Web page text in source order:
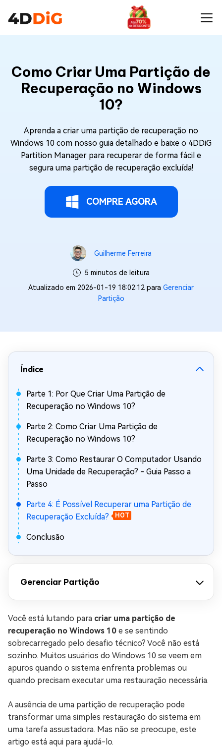
Como Criar Uma Partição de
Recuperação no Windows
10?
Aprenda a criar uma partição de recuperação no
Windows 10 com nosso guia detalhado e baixe o 4DDiG
Partition Manager para recuperar de forma fácil e
segura uma partição de recuperação excluída!
COMPRE AGORA
Guilherme Ferreira
5 minutos de leitura
Atualizado em 2026-01-19 18:02:12 para Gerenciar
Partição
Índice
Parte 1: Por Que Criar Uma Partição de
Recuperação no Windows 10?
Parte 2: Como Criar Uma Partição de
Recuperação no Windows 10?
Parte 3: Como Restaurar O Computador Usando
Uma Unidade de Recuperação? - Guia Passo a
Passo
Parte 4: É Possível Recuperar uma Partição de
Recuperação Excluída?
HOT
Conclusão
Gerenciar Partição
Você está lutando para criar uma partição de
recuperação no Windows 10 e se sentindo
sobrecarregado pelo desafio técnico? Você não está
sozinho. Muitos usuários do Windows 10 se veem em
apuros quando o sistema enfrenta problemas ou
quando precisam executar uma restauração necessária.
A ausência de uma partição de recuperação pode
transformar uma simples restauração do sistema em
uma tarefa assustadora. Mas não se preocupe, este
artigo está aqui para ajudá-lo.